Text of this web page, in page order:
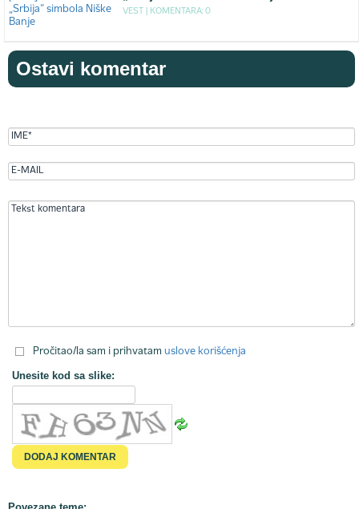
VEST | KOMENTARA: 0
Ostavi komentar
Pročitao/la sam i prihvatam uslove korišćenja
Unesite kod sa slike: